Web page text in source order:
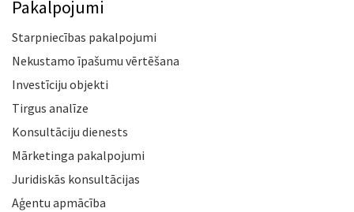
Pakalpojumi
Starpniecības pakalpojumi
Nekustamo īpašumu vērtēšana
Investīciju objekti
Tirgus analīze
Konsultāciju dienests
Mārketinga pakalpojumi
Juridiskās konsultācijas
Aģentu apmācība